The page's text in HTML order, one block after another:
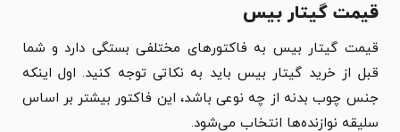
قیمت گیتار بیس
قیمت گیتار بیس به فاکتورهای مختلفی بستگی دارد و شما
قبل از خرید گیتار بیس باید به نکاتی توجه کنید. اول اینکه
جنس چوب بدنه از چه نوعی باشد، این فاکتور بیشتر بر اساس
سلیقه نوازنده‌ها انتخاب می‌شود.